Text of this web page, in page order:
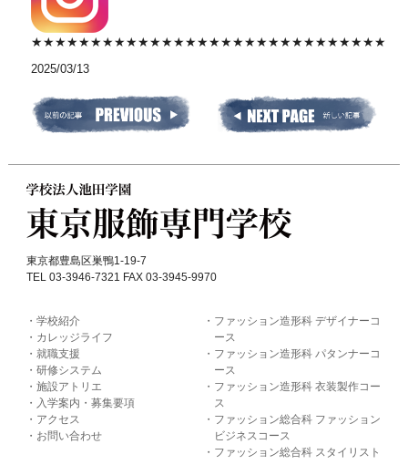
★★★★★★★★★★★★★★★★★★★★★★★★★★★★★★
2025/03/13
東京都豊島区巣鴨1-19-7
TEL 03-3946-7321 FAX 03-3945-9970
学校紹介
カレッジライフ
就職支援
研修システム
施設アトリエ
入学案内・募集要項
アクセス
お問い合わせ
ファッション造形科 デザイナーコ
ース
ファッション造形科 パタンナーコ
ース
ファッション造形科 衣装製作コー
ス
ファッション総合科 ファッション
ビジネスコース
ファッション総合科 スタイリスト